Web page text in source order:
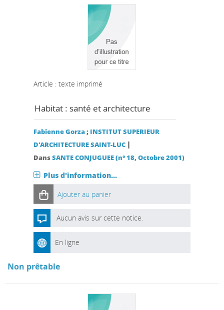
Article : texte imprimé
Habitat : santé et architecture
Fabienne Gorza; INSTITUT SUPERIEUR
D'ARCHITECTURE SAINT-LUC |
DansSANTE CONJUGUEE (n° 18, Octobre 2001)
Plus d'information...
Ajouter au panier
Aucun avis sur cette notice.
En ligne
Non prêtable